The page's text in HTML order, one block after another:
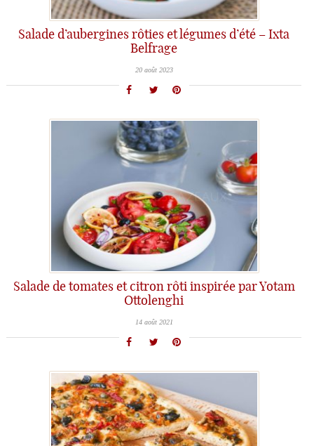
Salade d’aubergines rôties et légumes d’été – Ixta
Belfrage
20 août 2023
Salade de tomates et citron rôti inspirée par Yotam
Ottolenghi
14 août 2021